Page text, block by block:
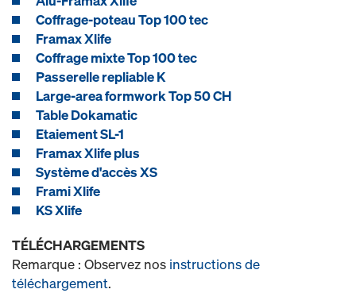
Coffrage-poteau Top 100 tec
Framax Xlife
Coffrage mixte Top 100 tec
Passerelle repliable K
Large-area formwork Top 50 CH
Table Dokamatic
Etaiement SL-1
Framax Xlife plus
Système d'accès XS
Frami Xlife
KS Xlife
TÉLÉCHARGEMENTS
Remarque : Observez nos instructions de
téléchargement.